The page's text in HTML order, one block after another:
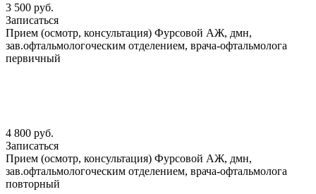
3 500 руб.
Записаться
Прием (осмотр, консультация) Фурсовой АЖ, дмн,
зав.офтальмологоческим отделением, врача-офтальмолога
первичный
4 800 руб.
Записаться
Прием (осмотр, консультация) Фурсовой АЖ, дмн,
зав.офтальмологоческим отделением, врача-офтальмолога
повторный